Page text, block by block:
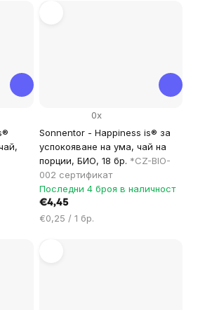
Sonnentor - Happiness is® за
успокояване на ума, чай на
порции, БИО, 18 бр. *CZ-BIO-
002 сертификат
0x
Последни 4 броя в наличност
€4,45
Цена
€0,25 / 1 бр.